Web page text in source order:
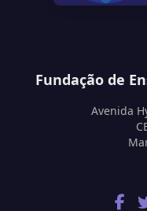
Fundação de
Avenida